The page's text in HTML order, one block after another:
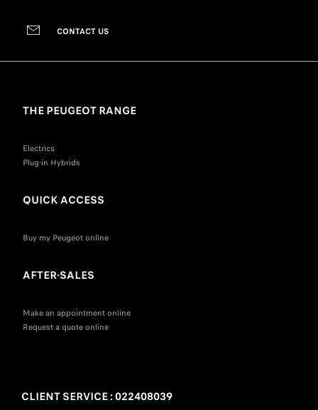
CONTACT US
THE PEUGEOT RANGE
Electrics
Plug-in Hybrids
QUICK ACCESS
Buy my Peugeot online
AFTER-SALES
Make an appointment online
Request a quote online
CLIENT SERVICE : 022408039